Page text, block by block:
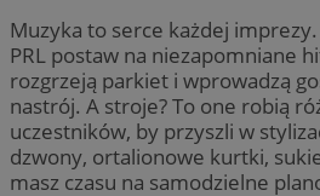
Muzyka to serce każdej
PRL postaw na niezapomniane
rozgrzeją parkiet i wprowadzą
nastrój. A stroje? To one robią
uczestników, by przyszli w
dzwony, ortalionowe kurtki,
masz czasu na samodzielne